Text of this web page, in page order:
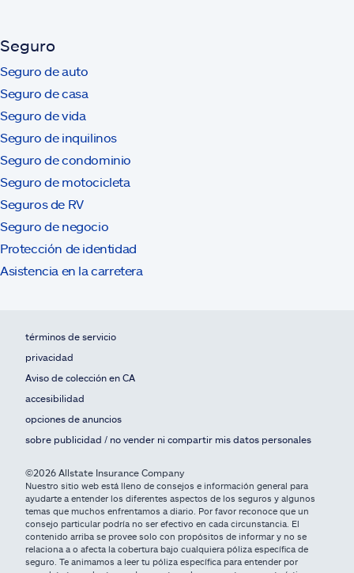
Seguro
Seguro de auto
Seguro de casa
Seguro de vida
Seguro de inquilinos
Seguro de condominio
Seguro de motocicleta
Seguros de RV
Seguro de negocio
Protección de identidad
Asistencia en la carretera
términos de servicio
privacidad
Aviso de colección en CA
accesibilidad
opciones de anuncios
sobre publicidad / no vender ni compartir mis datos personales
©2026 Allstate Insurance Company
Nuestro sitio web está lleno de consejos e información general para
ayudarte a entender los diferentes aspectos de los seguros y algunos
temas que muchos enfrentamos a diario. Por favor reconoce que un
consejo particular podría no ser efectivo en cada circunstancia. El
contenido arriba se provee solo con propósitos de informar y no se
relaciona a o afecta la cobertura bajo cualquiera póliza específica de
seguro. Te animamos a leer tu póliza específica para entender por